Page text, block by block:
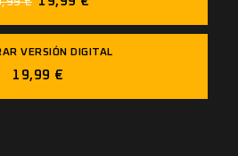
VERSIÓN DIGITAL
19,99 €